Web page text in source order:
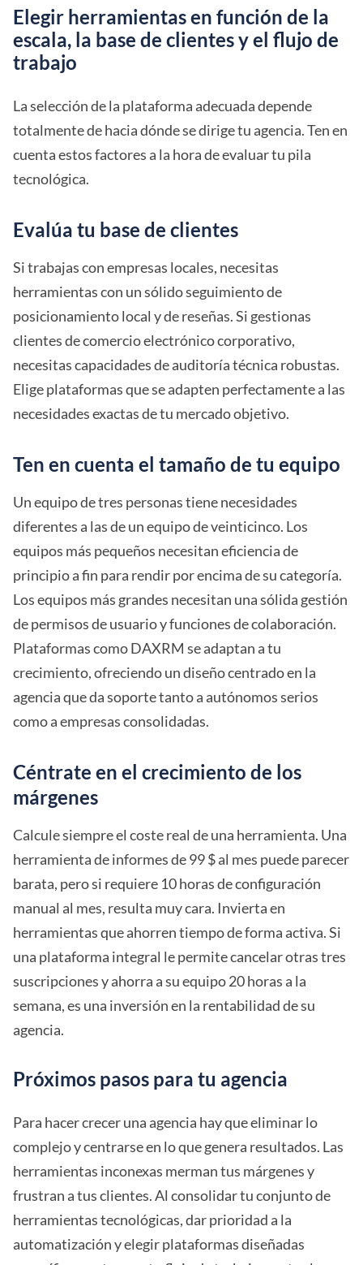
Elegir herramientas en función de la
escala, la base de clientes y el flujo de
trabajo
La selección de la plataforma adecuada depende
totalmente de hacia dónde se dirige tu agencia. Ten en
cuenta estos factores a la hora de evaluar tu pila
tecnológica.
Evalúa tu base de clientes
Si trabajas con empresas locales, necesitas
herramientas con un sólido seguimiento de
posicionamiento local y de reseñas. Si gestionas
clientes de comercio electrónico corporativo,
necesitas capacidades de auditoría técnica robustas.
Elige plataformas que se adapten perfectamente a las
necesidades exactas de tu mercado objetivo.
Ten en cuenta el tamaño de tu equipo
Un equipo de tres personas tiene necesidades
diferentes a las de un equipo de veinticinco. Los
equipos más pequeños necesitan eficiencia de
principio a fin para rendir por encima de su categoría.
Los equipos más grandes necesitan una sólida gestión
de permisos de usuario y funciones de colaboración.
Plataformas como DAXRM se adaptan a tu
crecimiento, ofreciendo un diseño centrado en la
agencia que da soporte tanto a autónomos serios
como a empresas consolidadas.
Céntrate en el crecimiento de los
márgenes
Calcule siempre el coste real de una herramienta. Una
herramienta de informes de 99 $ al mes puede parecer
barata, pero si requiere 10 horas de configuración
manual al mes, resulta muy cara. Invierta en
herramientas que ahorren tiempo de forma activa. Si
una plataforma integral le permite cancelar otras tres
suscripciones y ahorra a su equipo 20 horas a la
semana, es una inversión en la rentabilidad de su
agencia.
Próximos pasos para tu agencia
Para hacer crecer una agencia hay que eliminar lo
complejo y centrarse en lo que genera resultados. Las
herramientas inconexas merman tus márgenes y
frustran a tus clientes. Al consolidar tu conjunto de
herramientas tecnológicas, dar prioridad a la
automatización y elegir plataformas diseñadas